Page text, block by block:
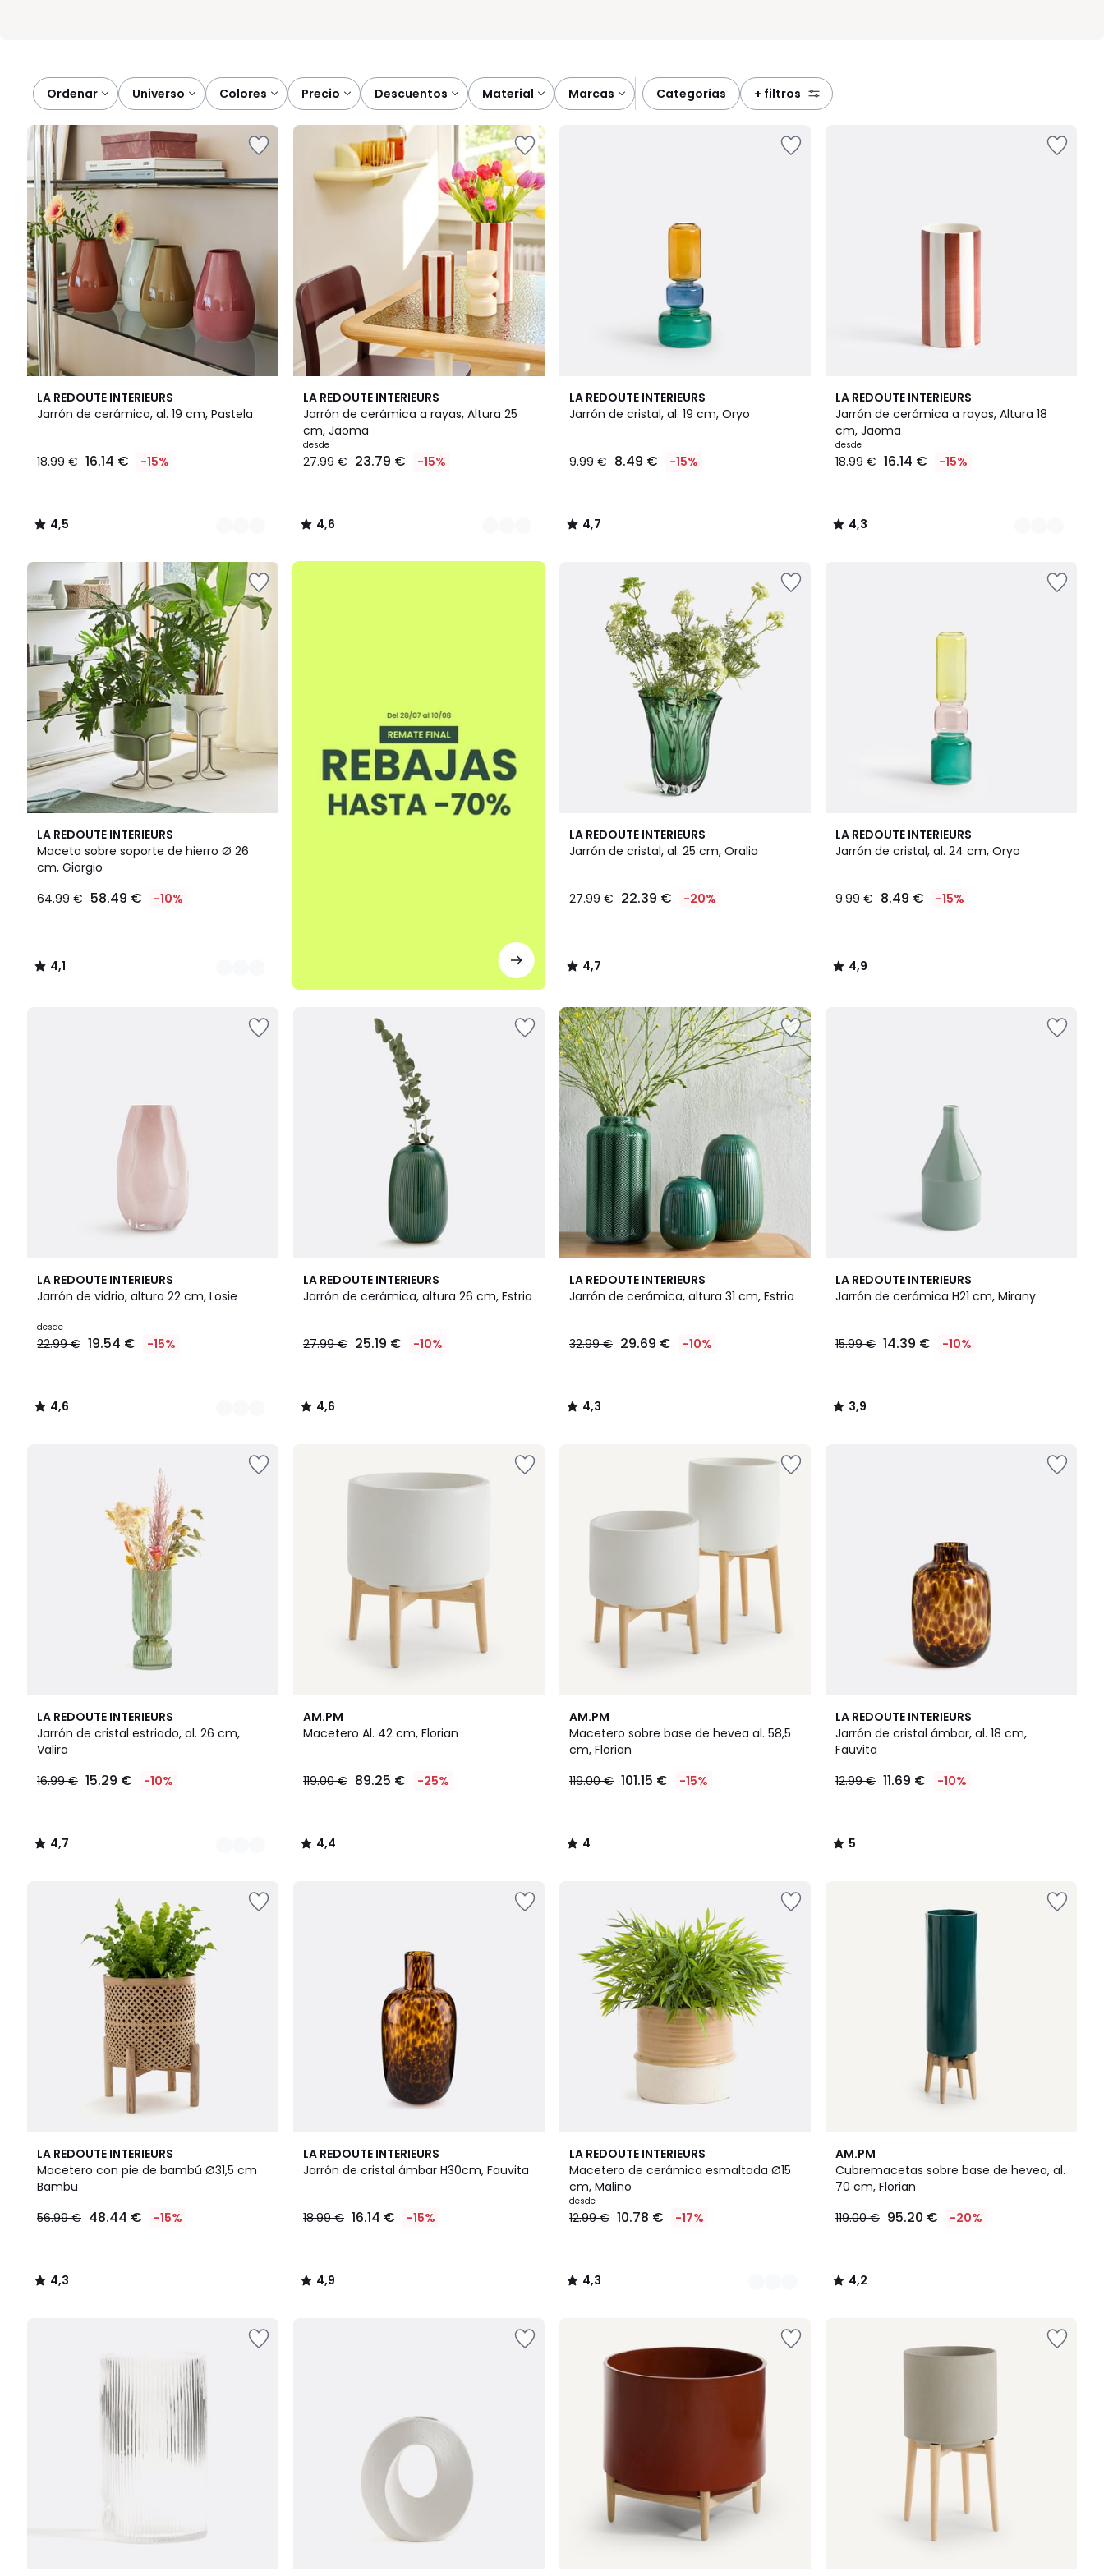
Ordenar universo colores precio descuentos material marcas categorías + filtros
LA REDOUTE INTERIEURS
Jarrón de cerámica, al. 19 cm, Pastela
€
18.99
15%
descuento
aplicado.
18.99 € 16.14 € -15%
4,5
/ 5
3
Colores
4,5
/
LA REDOUTE INTERIEURS
Jarrón de cerámica a rayas, Altura 25
cm, Jaoma
desde
27.99 € 23.79 € -15%
4,6
/ 5
7
Colores
4,6
/
LA REDOUTE INTERIEURS
Jarrón de cristal, al. 19 cm, Oryo
9.99 € 8.49 € -15%
4,7
/ 5
4,7
/
LA REDOUTE INTERIEURS
Jarrón de cerámica a rayas, Altura 18
cm, Jaoma
desde
18.99 € 16.14 € -15%
4,3
/ 5
7
Colores
4,3
/
LA REDOUTE INTERIEURS
Maceta sobre soporte de hierro Ø 26
cm, Giorgio
64.99 € 58.49 € -10%
4,1
/ 5
2
Colores
4,1
/
.
LA REDOUTE INTERIEURS
Jarrón de cristal, al. 25 cm, Oralia
27.99 € 22.39 € -20%
4,7
/ 5
4,7
/
LA REDOUTE INTERIEURS
Jarrón de cristal, al. 24 cm, Oryo
9.99 € 8.49 € -15%
4,9
/ 5
4,9
/
LA REDOUTE INTERIEURS
Jarrón de vidrio, altura 22 cm, Losie
desde
22.99 € 19.54 € -15%
4,6
/ 5
3
Colores
4,6
/
LA REDOUTE INTERIEURS
Jarrón de cerámica, altura 26 cm, Estria
27.99 € 25.19 € -10%
4,6
/ 5
4,6
/
LA REDOUTE INTERIEURS
Jarrón de cerámica, altura 31 cm, Estria
32.99 € 29.69 € -10%
4,3
/ 5
4,3
/
LA REDOUTE INTERIEURS
Jarrón de cerámica H21 cm, Mirany
15.99 € 14.39 € -10%
3,9
/ 5
3,9
/
LA REDOUTE INTERIEURS
Jarrón de cristal estriado, al. 26 cm,
Valira
16.99 € 15.29 € -10%
4,7
/ 5
3
Colores
4,7
/
AM.PM
Macetero Al. 42 cm, Florian
119.00 € 89.25 € -25%
4,4
/ 5
4,4
/
AM.PM
Macetero sobre base de hevea al. 58,5
cm, Florian
119.00 € 101.15 € -15%
4
/
5
4
/
LA REDOUTE INTERIEURS
Jarrón de cristal ámbar, al. 18 cm,
Fauvita
12.99 € 11.69 € -10%
5
/
5
5
/
LA REDOUTE INTERIEURS
Macetero con pie de bambú Ø31,5 cm
Bambu
56.99 € 48.44 € -15%
4,3
/ 5
4,3
/
LA REDOUTE INTERIEURS
Jarrón de cristal ámbar H30cm, Fauvita
18.99 € 16.14 € -15%
4,9
/ 5
4,9
/
LA REDOUTE INTERIEURS
Macetero de cerámica esmaltada Ø15
cm, Malino
desde
12.99 € 10.78 € -17%
4,3
/ 5
2
Colores
4,3
/
AM.PM
Cubremacetas sobre base de hevea, al.
70 cm, Florian
119.00 € 95.20 € -20%
4,2
/ 5
4,2
/